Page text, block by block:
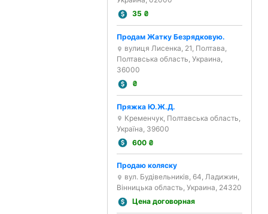
35 ₴
Продам Жатку Безрядковую.
вулиця Лисенка, 21, Полтава,
Полтавська область, Украина,
36000
₴
Пряжка Ю.Ж.Д.
Кременчук, Полтавська область,
Україна, 39600
600 ₴
Продаю коляску
вул. Будівельників, 64, Ладижин,
Вінницька область, Украина, 24320
Цена договорная